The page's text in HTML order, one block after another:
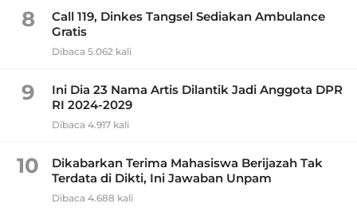
8
Call 119, Dinkes Tangsel Sediakan Ambulance
Gratis
Dibaca 5.062 kali
9
Ini Dia 23 Nama Artis Dilantik Jadi Anggota DPR
RI 2024-2029
Dibaca 4.917 kali
10
Dikabarkan Terima Mahasiswa Berijazah Tak
Terdata di Dikti, Ini Jawaban Unpam
Dibaca 4.688 kali